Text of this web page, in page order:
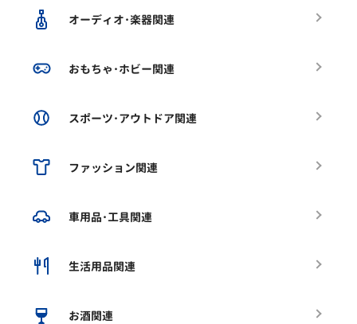
オーディオ･楽器関連
おもちゃ･ホビー関連
スポーツ･アウトドア関連
ファッション関連
車用品･工具関連
生活用品関連
お酒関連